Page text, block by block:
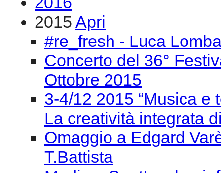
3-4/12 2015 “Musica
La creatività integrata
Omaggio a Edgard
T.Battista
Media e Spettacolo -
OMAGGIO AD
36° NUOVI SPAZI
S.Benni
Incontro con Lasse